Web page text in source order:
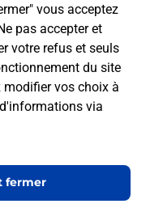
vous acceptez
pas accepter et
votre refus et seuls
du site
modifier vos choix à
via
fermer
Bouches-du-Rhône Arles